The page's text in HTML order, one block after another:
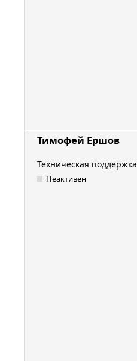
Тимофей Ершов
Техническая поддержка
Неактивен